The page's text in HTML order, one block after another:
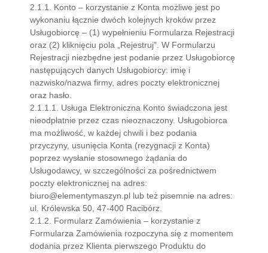
2.1.1. Konto – korzystanie z Konta możliwe jest po
wykonaniu łącznie dwóch kolejnych kroków przez
Usługobiorcę – (1) wypełnieniu Formularza Rejestracji
oraz (2) kliknięciu pola „Rejestruj”. W Formularzu
Rejestracji niezbędne jest podanie przez Usługobiorcę
następujących danych Usługobiorcy: imię i
nazwisko/nazwa firmy, adres poczty elektronicznej
oraz hasło.
2.1.1.1. Usługa Elektroniczna Konto świadczona jest
nieodpłatnie przez czas nieoznaczony. Usługobiorca
ma możliwość, w każdej chwili i bez podania
przyczyny, usunięcia Konta (rezygnacji z Konta)
poprzez wysłanie stosownego żądania do
Usługodawcy, w szczególności za pośrednictwem
poczty elektronicznej na adres:
biuro@elementymaszyn.pl lub też pisemnie na adres:
ul. Królewska 50, 47-400 Racibórz.
2.1.2. Formularz Zamówienia – korzystanie z
Formularza Zamówienia rozpoczyna się z momentem
dodania przez Klienta pierwszego Produktu do